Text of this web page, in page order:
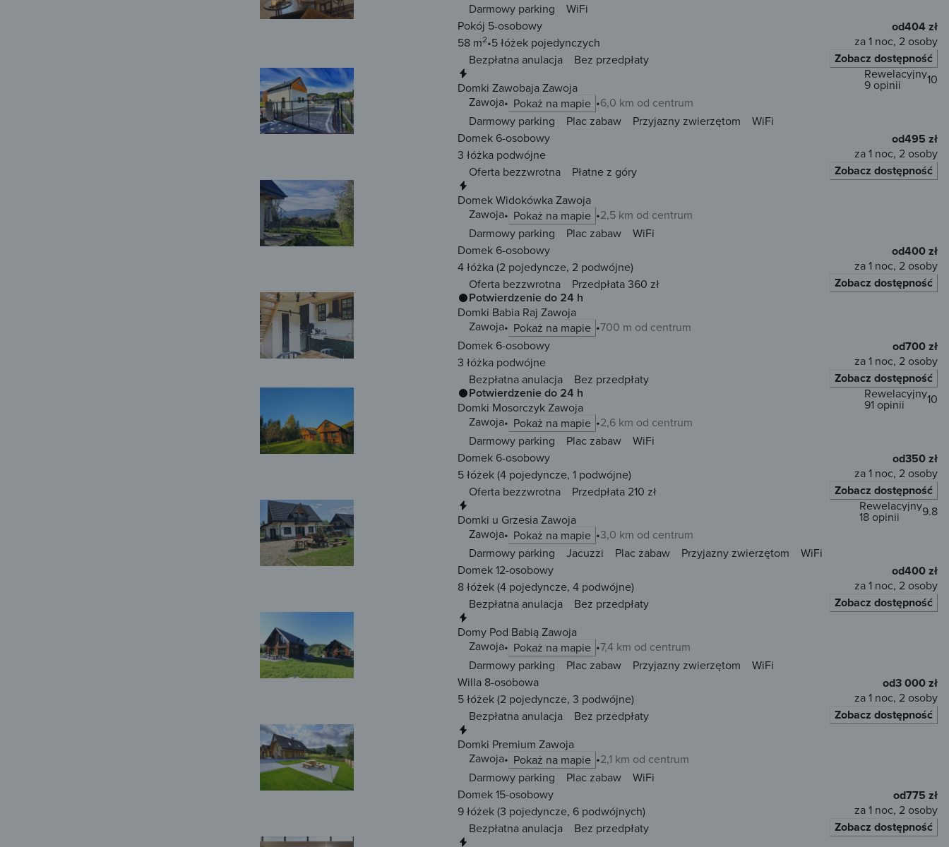
Darmowy parking
WiFi
Pokój 5-osobowy
58 m2 5 łóżek pojedynczych
Bezpłatna anulacja
Bez przedpłaty
od404 zł
za 1 noc, 2 osoby
Zobacz dostępność
Domki Zawobaja Zawoja
Zawoja
Pokaż na mapie 6,0 km od centrum
10
Rewelacyjny
9 opinii
Darmowy parking Plac zabaw Przyjazny zwierzętom
WiFi
Domek 6-osobowy
3 łóżka podwójne
Oferta bezzwrotna
Płatne z góry
od495 zł
za 1 noc, 2 osoby
Zobacz dostępność
Domek Widokówka Zawoja
Zawoja
Pokaż na mapie
2,5 km od centrum
Darmowy parking
Plac zabaw
WiFi
Domek 6-osobowy
4 łóżka(2 pojedyncze, 2 podwójne)
Oferta bezzwrotna
Przedpłata 360 zł
od400 zł
za 1 noc, 2 osoby
Zobacz dostępność
Potwierdzenie do 24 h
Domki Babia Raj Zawoja
Zawoja
Pokaż na mapie 700 m od centrum
Domek 6-osobowy
3 łóżka podwójne
Bezpłatna anulacja
Bez przedpłaty
od700 zł
za 1 noc, 2 osoby
Zobacz dostępność
Potwierdzenie do 24 h
Domki Mosorczyk Zawoja
Zawoja
Pokaż na mapie 2,6 km od centrum
10
Rewelacyjny
91 opinii
Darmowy parking Plac zabaw
WiFi
Domek 6-osobowy
5 łóżek(4 pojedyncze, 1 podwójne)
Oferta bezzwrotna
Przedpłata 210 zł
od350 zł
za 1 noc, 2 osoby
Zobacz dostępność
Domki u Grzesia Zawoja
Zawoja
Pokaż na mapie 3,0 km od centrum
9.8
Rewelacyjny
18 opinii
Darmowy parking Jacuzzi Plac zabaw Przyjazny zwierzętom
WiFi
Domek 12-osobowy
8 łóżek(4 pojedyncze, 4 podwójne)
Bezpłatna anulacja
Bez przedpłaty
od400 zł
za 1 noc, 2 osoby
Zobacz dostępność
Domy Pod Babią Zawoja
Zawoja
Pokaż na mapie 7,4 km od centrum
Darmowy parking
Plac zabaw Przyjazny zwierzętom
WiFi
Willa 8-osobowa
5 łóżek(2 pojedyncze, 3 podwójne)
Bezpłatna anulacja
Bez przedpłaty
od3 000 zł
za 1 noc, 2 osoby
Zobacz dostępność
Domki Premium Zawoja
Zawoja
Pokaż na mapie
2,1 km od centrum
Darmowy parking
Plac zabaw
WiFi
Domek 15-osobowy
9 łóżek(3 pojedyncze, 6 podwójnych)
Bezpłatna anulacja
Bez przedpłaty
od775 zł
za 1 noc, 2 osoby
Zobacz dostępność